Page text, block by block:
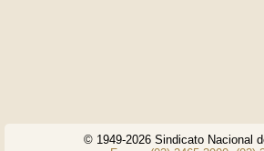
© 1949-2026 Sindicato Nacional